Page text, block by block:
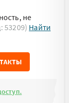
не
53209) Найти